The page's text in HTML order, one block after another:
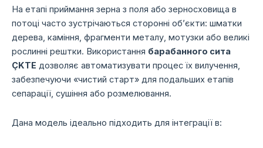
На етапі приймання зерна з поля або зерносховища в
потоці часто зустрічаються сторонні об’єкти: шматки
дерева, каміння, фрагменти металу, мотузки або великі
рослинні рештки. Використання барабанного сита
ÇKTE дозволяє автоматизувати процес їх вилучення,
забезпечуючи «чистий старт» для подальших етапів
сепарації, сушіння або розмелювання.
Дана модель ідеально підходить для інтеграції в: